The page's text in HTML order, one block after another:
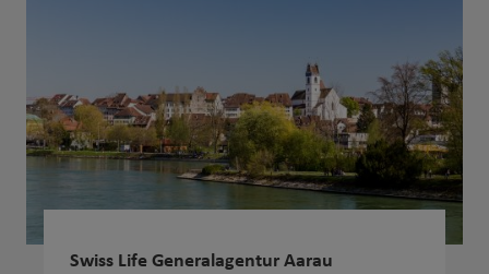
Swiss Life Generalagentur Aarau